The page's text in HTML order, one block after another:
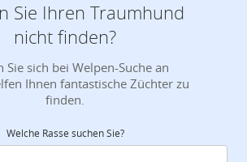
Sie Ihren Traumhund
nicht finden?
Sie sich bei Welpen-Suche an
Ihnen fantastische Züchter zu
finden.
Welche Rasse suchen Sie?